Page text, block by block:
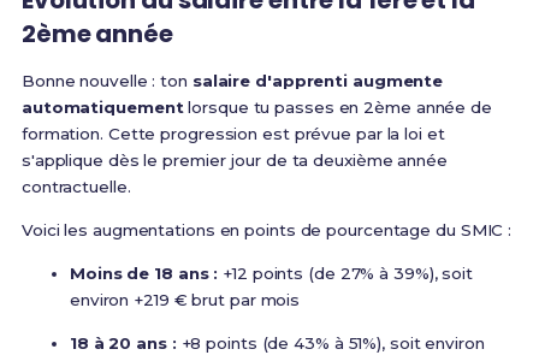
2ème année
Bonne nouvelle : ton salaire d'apprenti augmente
automatiquementlorsque tu passes en 2ème année de
formation. Cette progression est prévue par la loi et
s'applique dès le premier jour de ta deuxième année
contractuelle.
Voici les augmentations en points de pourcentage du SMIC :
Moins de 18 ans : +12 points (de 27% à 39%), soit
environ +219 € brut par mois
18 à 20 ans : +8 points (de 43% à 51%), soit environ